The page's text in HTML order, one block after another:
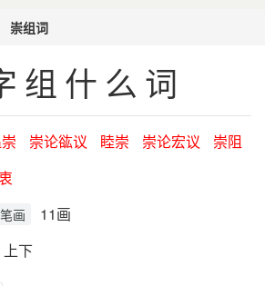
崇组词
组什么词
崇论谹议 睦崇 崇论宏议
崇阻
笔画 11画
上下